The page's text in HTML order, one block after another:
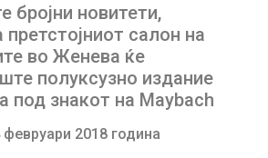
бројни новитети,
салон на
во Женева ќе
полуксузно издание
под знакот на Maybach
февруари 2018 година